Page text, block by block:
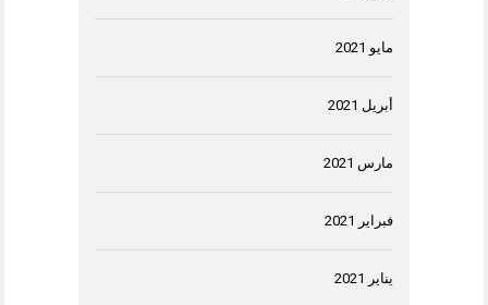
مايو 2021
أبريل 2021
مارس 2021
فبراير 2021
يناير 2021